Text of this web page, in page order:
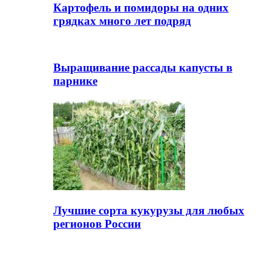
Картофель и помидоры на одних
грядках много лет подряд
Выращивание рассады капусты в
парнике
Лучшие сорта кукурузы для любых
регионов России